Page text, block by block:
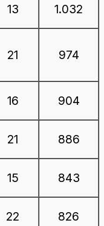
13 1.032
21 974
16 904
21 886
15 843
22 826